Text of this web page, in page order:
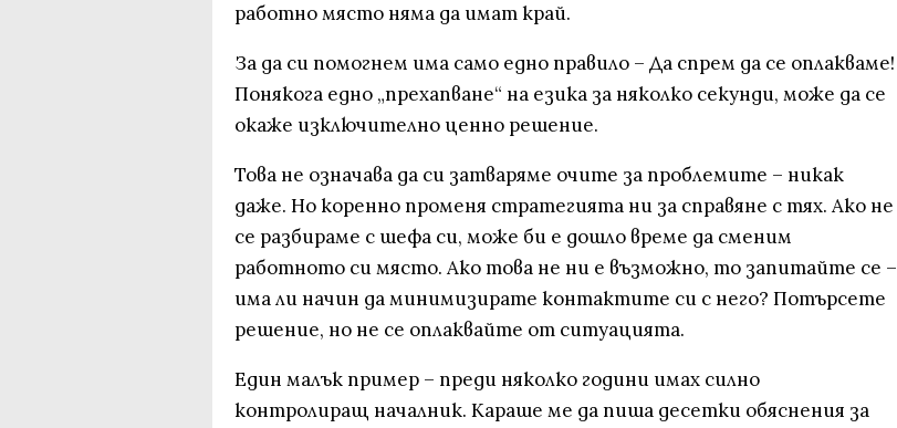
работно място няма да имат край.
За да си помогнем има само едно правило – Да спрем да се оплакваме!
Понякога едно „прехапване“ на езика за няколко секунди, може да се
окаже изключително ценно решение.
Това не означава да си затваряме очите за проблемите – никак
даже. Но коренно променя стратегията ни за справяне с тях. Ако не
се разбираме с шефа си, може би е дошло време да сменим
работното си място. Ако това не ни е възможно, то запитайте се –
има ли начин да минимизирате контактите си с него? Потърсете
решение, но не се оплаквайте от ситуацията.
Един малък пример – преди няколко години имах силно
контролиращ началник. Караше ме да пиша десетки обяснения за